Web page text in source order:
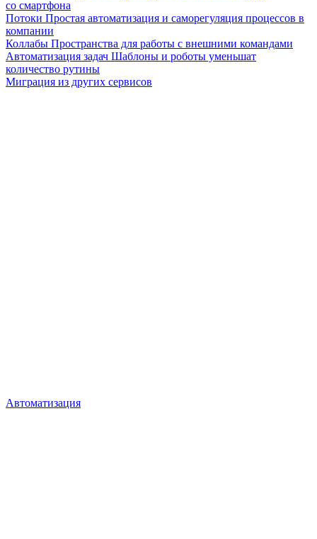
со смартфона
Потоки Простая автоматизация и саморегуляция процессов в
компании
Коллабы Пространства для работы с внешними командами
Автоматизация задач Шаблоны и роботы уменьшат
количество рутины
Миграция из других сервисов
Автоматизация